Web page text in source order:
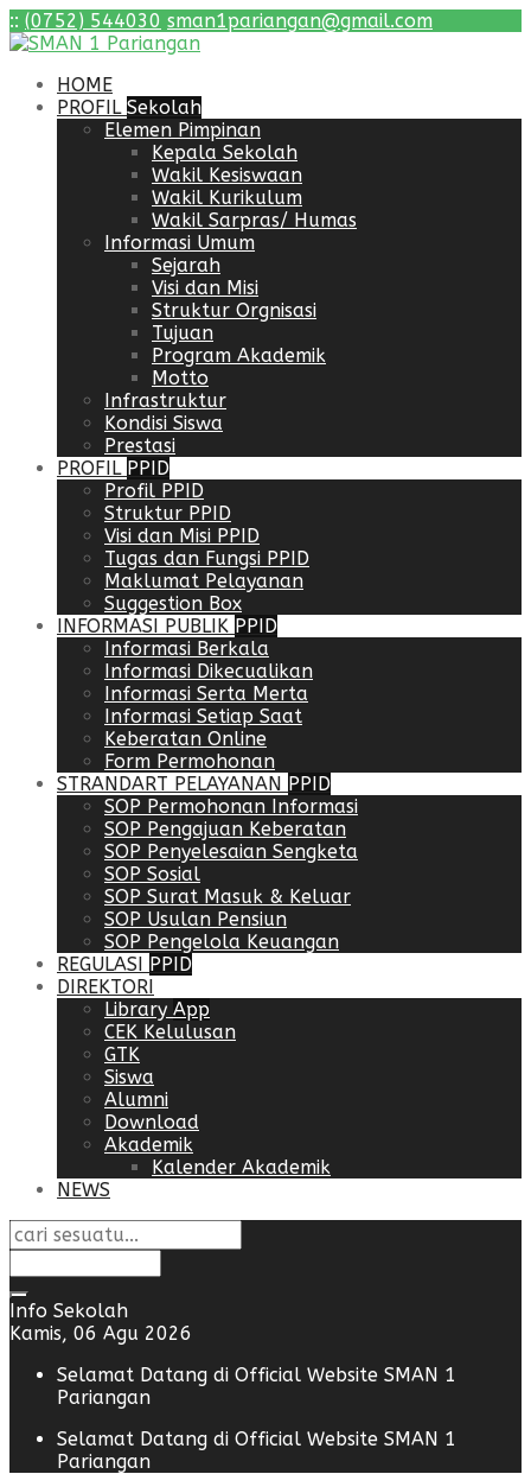
:: (0752) 544030 sman1pariangan@gmail.com
HOME
PROFIL Sekolah
Elemen Pimpinan
Kepala Sekolah
Wakil Kesiswaan
Wakil Kurikulum
Wakil Sarpras/ Humas
Informasi Umum
Sejarah
Visi dan Misi
Struktur Orgnisasi
Tujuan
Program Akademik
Motto
Infrastruktur
Kondisi Siswa
Prestasi
PROFIL PPID
Profil PPID
Struktur PPID
Visi dan Misi PPID
Tugas dan Fungsi PPID
Maklumat Pelayanan
Suggestion Box
INFORMASI PUBLIK PPID
Informasi Berkala
Informasi Dikecualikan
Informasi Serta Merta
Informasi Setiap Saat
Keberatan Online
Form Permohonan
STRANDART PELAYANAN PPID
SOP Permohonan Informasi
SOP Pengajuan Keberatan
SOP Penyelesaian Sengketa
SOP Sosial
SOP Surat Masuk & Keluar
SOP Usulan Pensiun
SOP Pengelola Keuangan
REGULASI PPID
DIREKTORI
Library App
CEK Kelulusan
GTK
Siswa
Alumni
Download
Akademik
Kalender Akademik
NEWS
Info Sekolah
Kamis, 06 Agu 2026
Selamat Datang di Official Website SMAN 1
Pariangan
Selamat Datang di Official Website SMAN 1
Pariangan